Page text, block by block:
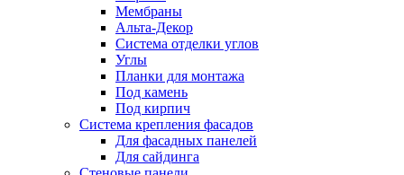
Мембраны
Альта-Декор
Система отделки углов
Углы
Планки для монтажа
Под камень
Под кирпич
Система крепления фасадов
Для фасадных панелей
Для сайдинга